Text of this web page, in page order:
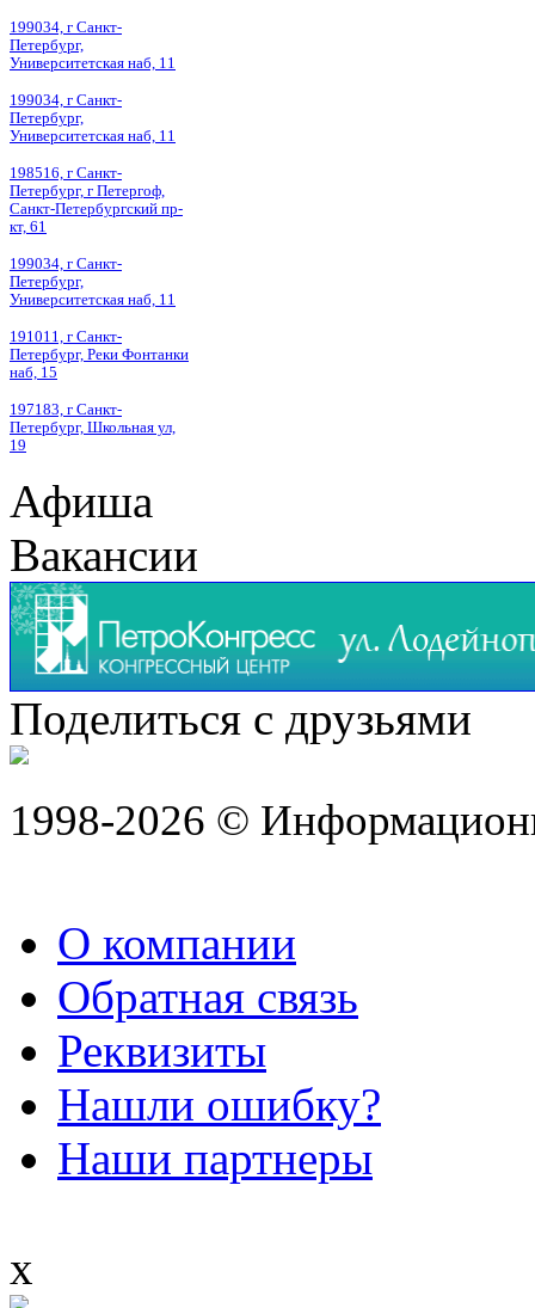
199034, г Санкт-
Петербург,
Университетская наб, 11
199034, г Санкт-
Петербург,
Университетская наб, 11
198516, г Санкт-
Петербург, г Петергоф,
Санкт-Петербургский пр-
кт, 61
199034, г Санкт-
Петербург,
Университетская наб, 11
191011, г Санкт-
Петербург, Реки Фонтанки
наб, 15
197183, г Санкт-
Петербург, Школьная ул,
19
Афиша
Вакансии
Поделиться с друзьями
1998-2026 ©
О компании
Обратная связь
Реквизиты
Нашли ошибку?
Наши партнеры
x